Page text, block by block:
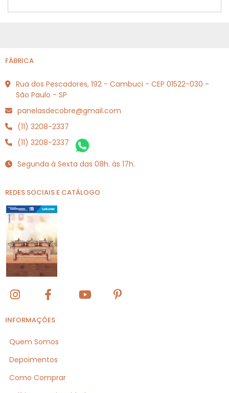
FÁBRICA
Rua dos Pescadores, 192 - Cambuci - CEP 01522-030 -
São Paulo - SP
panelasdecobre@gmail.com
(11) 3208-2337
(11) 3208-2337
Segunda à Sexta das 08h. às 17h.
REDES SOCIAIS E CATÁLOGO
INFORMAÇÕES
Quem Somos
Depoimentos
Como Comprar